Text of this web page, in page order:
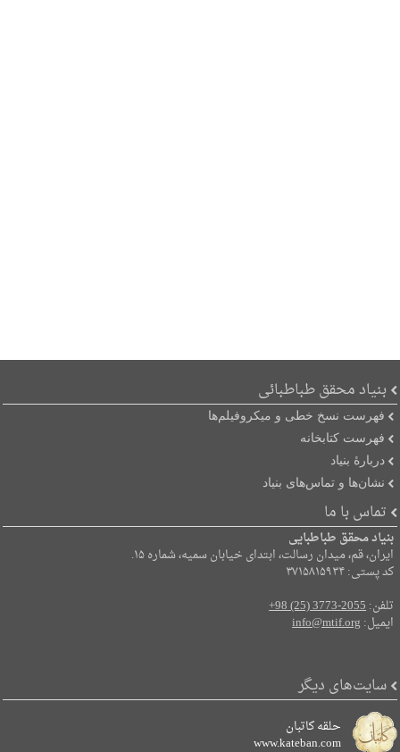
بنیاد محقق طباطبائی
فهرست نسخ خطی و میکروفیلم‌ها
فهرست کتابخانه
دربارۀ بنیاد
نشان‌ها و تماس‌های بنیاد
تماس با ما
بنیاد محقق طباطبایی
ایران، قم، میدان رسالت، ابتدای خیابان سمیه، شماره ۱۵.
کد پستی: ۳۷۱۵۸۱۵۹۳۴
تلفن:+98 (25) 3773-2055
ایمیل:info@mtif.org
سایت‌های دیگر
حلقه کاتبان
www.kateban.com